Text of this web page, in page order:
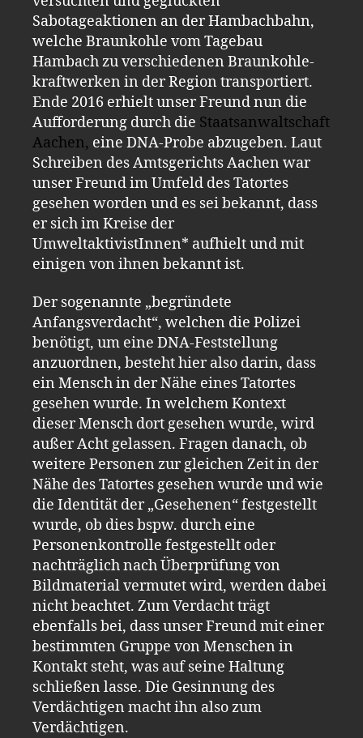
Sabotageaktionen an der Hambachbahn,
welche Braunkohle vom Tagebau
Hambach zu verschiedenen Braunkohle-
kraftwerken in der Region transportiert.
Ende 2016 erhielt unser Freund nun die
Aufforderung durch die Staatsanwaltschaft
Aachen, eine DNA-Probe abzugeben. Laut
Schreiben des AmtsgerichtsAachen war
unser Freund im Umfeld des Tatortes
gesehen worden und es sei bekannt, dass
er sich im Kreise der
UmweltaktivistInnen* aufhielt und mit
einigen von ihnen bekannt ist.
Der sogenannte „begründete
Anfangsverdacht“, welchen die Polizei
benötigt, um eine DNA-Feststellung
anzuordnen, besteht hier also darin, dass
ein Mensch in der Nähe eines Tatortes
gesehen wurde. In welchem Kontext
dieser Mensch dort gesehen wurde, wird
außer Acht gelassen. Fragen danach, ob
weitere Personen zur gleichen Zeit in der
Nähe des Tatortes gesehen wurde und wie
die Identität der „Gesehenen“ festgestellt
wurde, ob dies bspw. durch eine
Personenkontrolle festgestellt oder
nachträglich nach Überprüfung von
Bildmaterial vermutet wird, werden dabei
nicht beachtet. Zum Verdacht trägt
ebenfalls bei, dass unser Freund mit einer
bestimmten Gruppe von Menschen in
Kontakt steht, was auf seine Haltung
schließen lasse. Die Gesinnung des
Verdächtigen macht ihn also zum
Verdächtigen.